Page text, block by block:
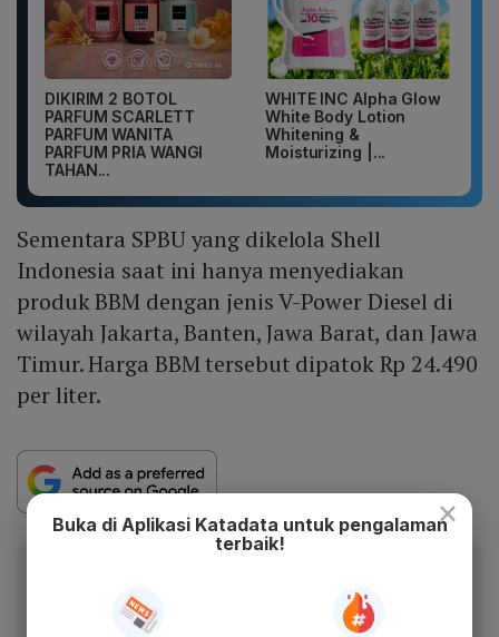
DIKIRIM 2 BOTOL
PARFUM SCARLETT
PARFUM WANITA
PARFUM PRIA WANGI
TAHAN...
WHITE INC Alpha Glow
White Body Lotion
Whitening &
Moisturizing |...
Sementara SPBU yang dikelola Shell
Indonesia saat ini hanya menyediakan
produk BBM dengan jenis V-Power Diesel di
wilayah Jakarta, Banten, Jawa Barat, dan Jawa
Timur. Harga BBM tersebut dipatok Rp 24.490
per liter.
Dapatkan pengalaman membaca lebih nyaman dan nikmati
fitur menarik lainnya lewat aplikasi mobile Katadata.
×
Buka di Aplikasi Katadata untuk pengalaman
terbaik!